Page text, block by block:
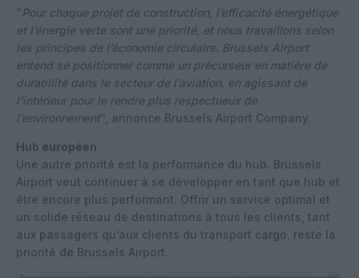
“Pour chaque projet de construction, l’efficacité énergétique
et l’énergie verte sont une priorité, et nous travaillons selon
les principes de l’économie circulaire. Brussels Airport
entend se positionner comme un précurseur en matière de
durabilité dans le secteur de l’aviation, en agissant de
l’intérieur pour le rendre plus respectueux de
l’environnement“, annonce Brussels Airport Company.
Hub européen
Une autre priorité est la performance du hub. Brussels
Airport veut continuer à se développer en tant que hub et
être encore plus performant. Offrir un service optimal et
un solide réseau de destinations à tous les clients, tant
aux passagers qu’aux clients du transport cargo, reste la
priorité de Brussels Airport.